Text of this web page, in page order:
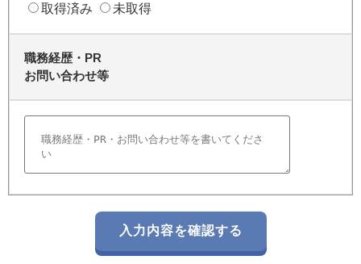
取得済み 未取得
職務経歴・PR
お問い合わせ等